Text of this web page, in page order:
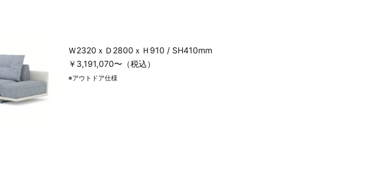
Ｗ2320ｘＤ2800ｘＨ910 / SH410mm
￥3,191,070〜（税込）
※アウトドア仕様